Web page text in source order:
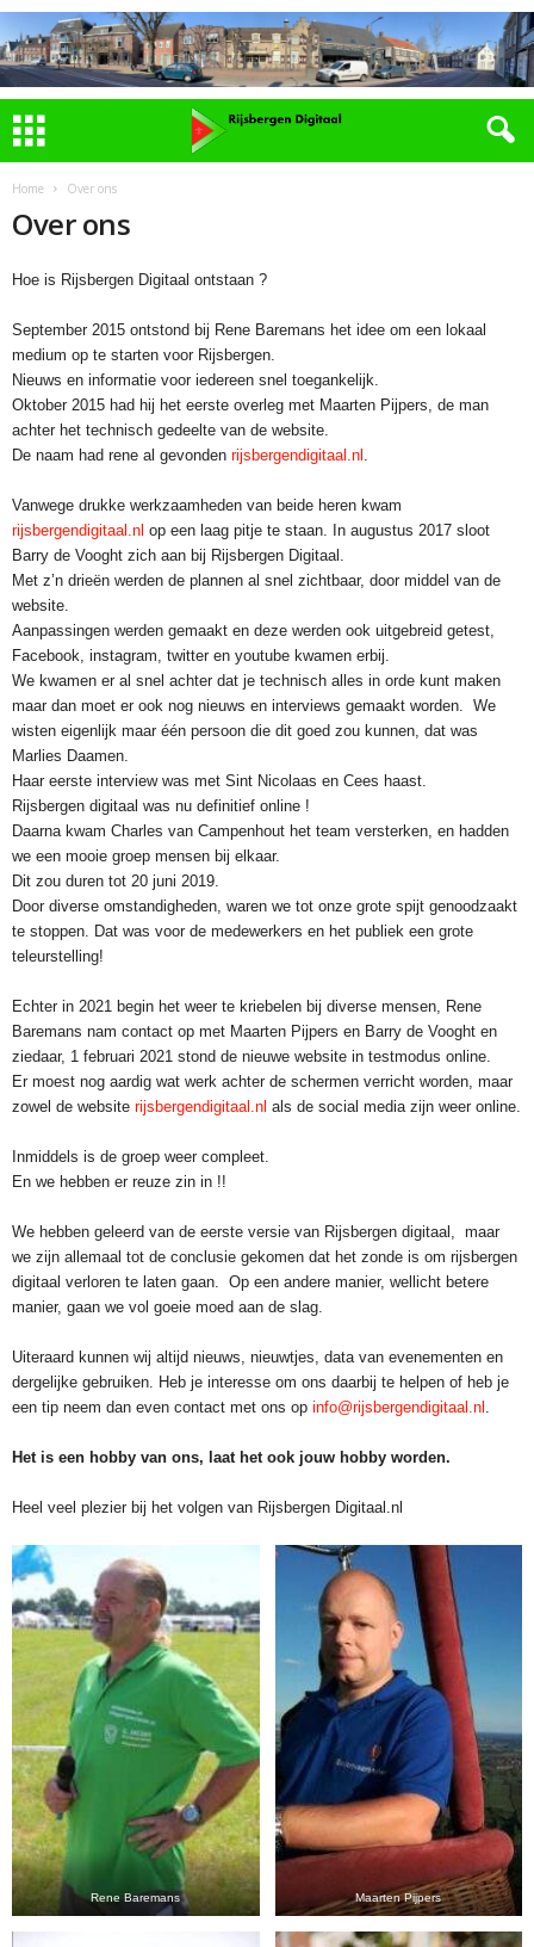
Home Over ons
Over ons
Hoe is Rijsbergen Digitaal ontstaan ?
September 2015 ontstond bij Rene Baremans het idee om een lokaal
medium op te starten voor Rijsbergen.
Nieuws en informatie voor iedereen snel toegankelijk.
Oktober 2015 had hij het eerste overleg met Maarten Pijpers, de man
achter het technisch gedeelte van de website.
De naam had rene al gevonden rijsbergendigitaal.nl .
Vanwege drukke werkzaamheden van beide heren kwam
rijsbergendigitaal.nl op een laag pitje te staan. In augustus 2017 sloot
Barry de Vooght zich aan bij Rijsbergen Digitaal.
Met z’n drieën werden de plannen al snel zichtbaar, door middel van de
website.
Aanpassingen werden gemaakt en deze werden ook uitgebreid getest,
Facebook, instagram, twitter en youtube kwamen erbij.
We kwamen er al snel achter dat je technisch alles in orde kunt maken
maar dan moet er ook nog nieuws en interviews gemaakt worden. We
wisten eigenlijk maar één persoon die dit goed zou kunnen, dat was
Marlies Daamen.
Haar eerste interview was met Sint Nicolaas en Cees haast.
Rijsbergen digitaal was nu definitief online !
Daarna kwam Charles van Campenhout het team versterken, en hadden
we een mooie groep mensen bij elkaar.
Dit zou duren tot 20 juni 2019.
Door diverse omstandigheden, waren we tot onze grote spijt genoodzaakt
te stoppen. Dat was voor de medewerkers en het publiek een grote
teleurstelling!
Echter in 2021 begin het weer te kriebelen bij diverse mensen, Rene
Baremans nam contact op met Maarten Pijpers en Barry de Vooght en
ziedaar, 1 februari 2021 stond de nieuwe website in testmodus online.
Er moest nog aardig wat werk achter de schermen verricht worden, maar
zowel de website rijsbergendigitaal.nl als de social media zijn weer online.
Inmiddels is de groep weer compleet.
En we hebben er reuze zin in !!
We hebben geleerd van de eerste versie van Rijsbergen digitaal, maar
we zijn allemaal tot de conclusie gekomen dat het zonde is om rijsbergen
digitaal verloren te laten gaan. Op een andere manier, wellicht betere
manier, gaan we vol goeie moed aan de slag.
Uiteraard kunnen wij altijd nieuws, nieuwtjes, data van evenementen en
dergelijke gebruiken. Heb je interesse om ons daarbij te helpen of heb je
een tip neem dan even contact met ons op info@rijsbergendigitaal.nl .
Het is een hobby van ons, laat het ook jouw hobby worden.
Heel veel plezier bij het volgen van Rijsbergen Digitaal.nl
Rene Baremans Maarten Pijpers